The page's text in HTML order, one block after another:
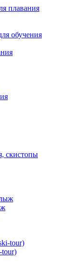
плавания
обучения
скистопы
tour)
tour)